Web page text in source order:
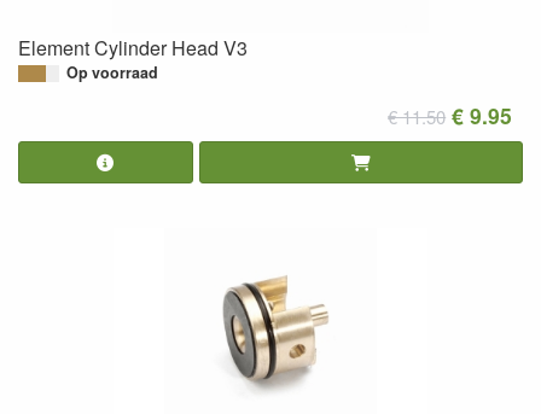
Element Cylinder Head V3
Op voorraad
€ 11.50 € 9.95